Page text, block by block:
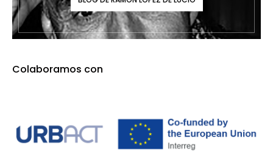
Colaboramos con